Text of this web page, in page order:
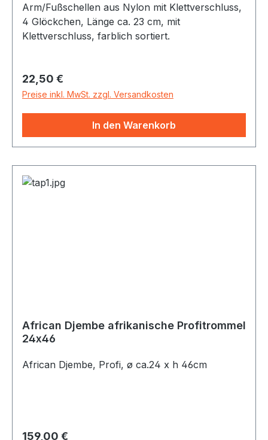
Arm/Fußschellen aus Nylon mit Klettverschluss,
4 Glöckchen, Länge ca. 23 cm, mit
Klettverschluss, farblich sortiert.
Regulärer Preis:
22,50 €
Preise inkl. MwSt. zzgl. Versandkosten
In den Warenkorb
African Djembe afrikanische Profitrommel
24x46
African Djembe, Profi, ø ca.24 x h 46cm
Regulärer Preis:
159,00 €